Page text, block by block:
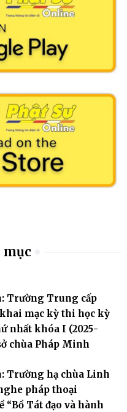
mục
Trường Trung cấp
mạc kỳ thi học kỳ
nhất khóa I (2025-
chùa Pháp Minh
Trường hạ chùa Linh
pháp thoại
“Bồ Tát đạo và hành